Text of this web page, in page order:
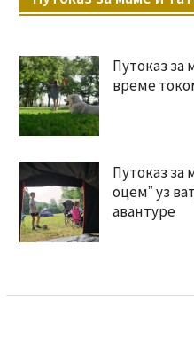
Путоказ за
време
Путоказ за
оцемˮ уз
авантуре